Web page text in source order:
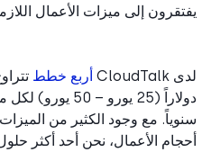
إلى ميزات الأعمال اللازمة
أربع خطط
دولاراً (25 يورو – 50
مع وجود الكثير من الميزات
الأعمال، نحن أحد أكثر حلول